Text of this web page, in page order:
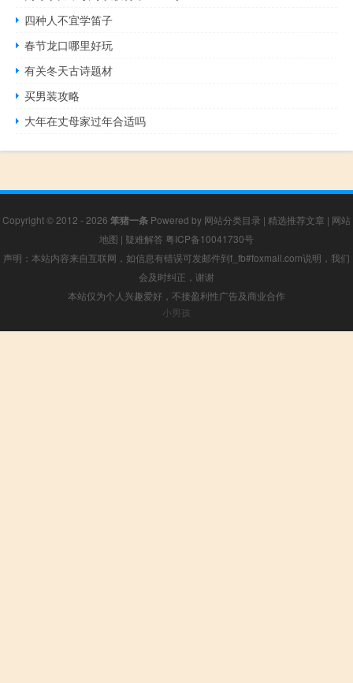
四种人不宜学笛子
春节龙口哪里好玩
有关冬天古诗题材
买男装攻略
大年在丈母家过年合适吗
Copyright © 2012 - 2026 笨猪一条 Powered by 网站分类目录 | 精选推荐文章 | 网站
地图 | 疑难解答 粤ICP备10041730号
声明：本站内容来自互联网，如信息有错误可发邮件到f_fb#foxmail.com说明，我们
会及时纠正，谢谢
本站仅为个人兴趣爱好，不接盈利性广告及商业合作
小男孩